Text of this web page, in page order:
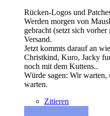
Rücken-Logos und
Werden morgen von
gebracht (setzt sich
Versand.
Jetzt kommts darauf an
Christkind, Kuro, Jacky
noch mit dem Kuttens..
Würde sagen: Wir
warten.
Zitieren